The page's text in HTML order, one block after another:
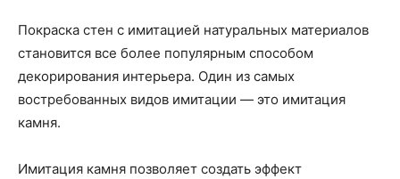
Покраска стен с имитацией натуральных материалов
становится все более популярным способом
декорирования интерьера. Один из самых
востребованных видов имитации — это имитация
камня.
Имитация камня позволяет создать эффект